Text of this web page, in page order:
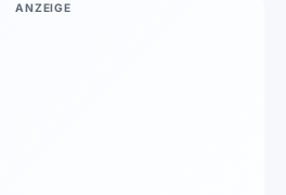
ANZEIGE